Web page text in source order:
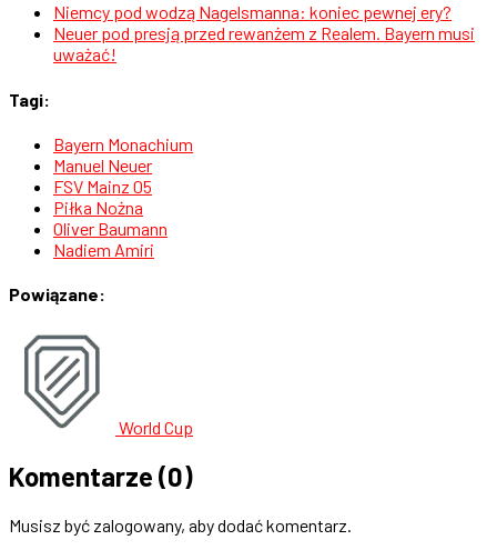
Niemcy pod wodzą Nagelsmanna: koniec pewnej ery?
Neuer pod presją przed rewanżem z Realem. Bayern musi
uważać!
Tagi:
Bayern Monachium
Manuel Neuer
FSV Mainz 05
Piłka Nożna
Oliver Baumann
Nadiem Amiri
Powiązane:
World Cup
Komentarze (0)
Musisz być zalogowany, aby dodać komentarz.